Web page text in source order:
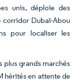
unis, déploie des
corridor Dubaï-Abou
pour localiser les
plus grands marchés
hérités en attente de